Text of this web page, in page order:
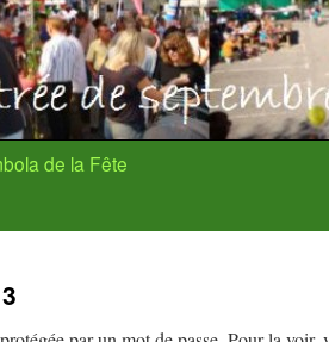
de la Fête